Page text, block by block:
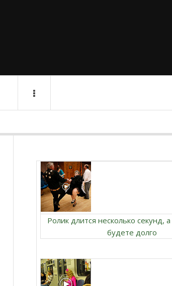
Ролик длится несколько секунд,
будете долго